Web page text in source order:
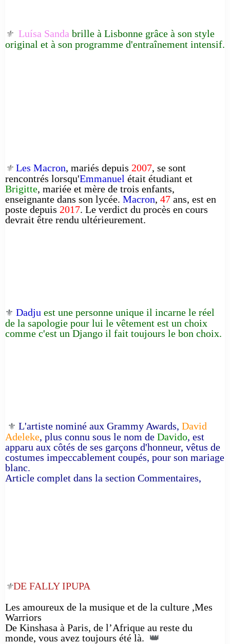
⚜️ Luísa Sanda brille à Lisbonne grâce à son style
original et à son programme d'entraînement intensif.
⚜️ Les Macron, mariés depuis 2007, se sont
rencontrés lorsqu'Emmanuel était étudiant et
Brigitte, mariée et mère de trois enfants,
enseignante dans son lycée. Macron, 47 ans, est en
poste depuis 2017. Le verdict du procès en cours
devrait être rendu ultérieurement.
⚜️ Dadju est une personne unique il incarne le réel
de la sapologie pour lui le vêtement est un choix
comme c'est un Django il fait toujours le bon choix.
⚜️ L'artiste nominé aux Grammy Awards, David
Adeleke, plus connu sous le nom de Davido, est
apparu aux côtés de ses garçons d'honneur, vêtus de
costumes impeccablement coupés, pour son mariage
blanc.
Article complet dans la section Commentaires,
⚜️DE FALLY IPUPA
Les amoureux de la musique et de la culture ,Mes
Warriors
De Kinshasa à Paris, de l’Afrique au reste du
monde, vous avez toujours été là. 👑